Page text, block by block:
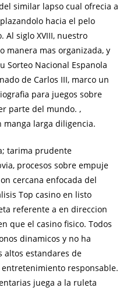
similar lapso cual ofrecia a
hacia el pelo
siglo XVIII, nuestro
manera mas organizada, y
Sorteo Nacional Espanola
de Carlos III, marco un
para juegos sobre
parte del mundo. ,
larga diligencia.
tarima prudente
procesos sobre empuje
cercana enfocada del
Top casino en listo
referente a en direccion
que el casino fisico. Todos
dinamicos y no ha
altos estandares de
responsable.
juega a la ruleta